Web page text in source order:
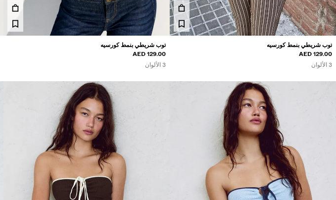
توب شريطي بنمط كورسيه
129.00 AED
3 الألوان
توب شريطي بنمط كورسيه
129.00 AED
3 الألوان